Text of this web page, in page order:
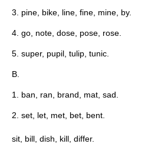
3. pine, bike, line, fine, mine, by.
4. go, note, dose, pose, rose.
5. super, pupil, tulip, tunic.
B.
1. ban, ran, brand, mat, sad.
2. set, let, met,
sit, bill, dish, kill, differ.